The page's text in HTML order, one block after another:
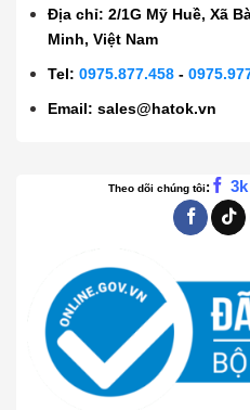
Địa chỉ: 2/1G Mỹ Huề, Xã
Minh, Việt Nam
Tel:0975.877.458 -
Email:sales@hatok.vn
Theo dõi chúng tôi: